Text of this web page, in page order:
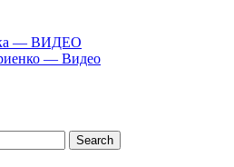
— ВИДЕО
— Видео
Search